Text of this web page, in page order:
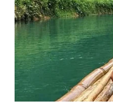
WN
SUMEDANG
WN
CIANJUR